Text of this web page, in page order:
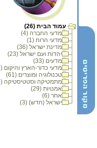
עמוד הבית (26)
מדעי החברה (4)
מדעי הרוח (1)
מדינת ישראל (36)
יהדות ועם ישראל (23)
מדעים (33)
מדעי כדור-הארץ והיקום (30)
טכנולוגיה ומוצרים (61)
מתמטיקה וסטטיסטיקה (48)
אמנויות (29)
אחר (6)
ישראל (חדש) (3)